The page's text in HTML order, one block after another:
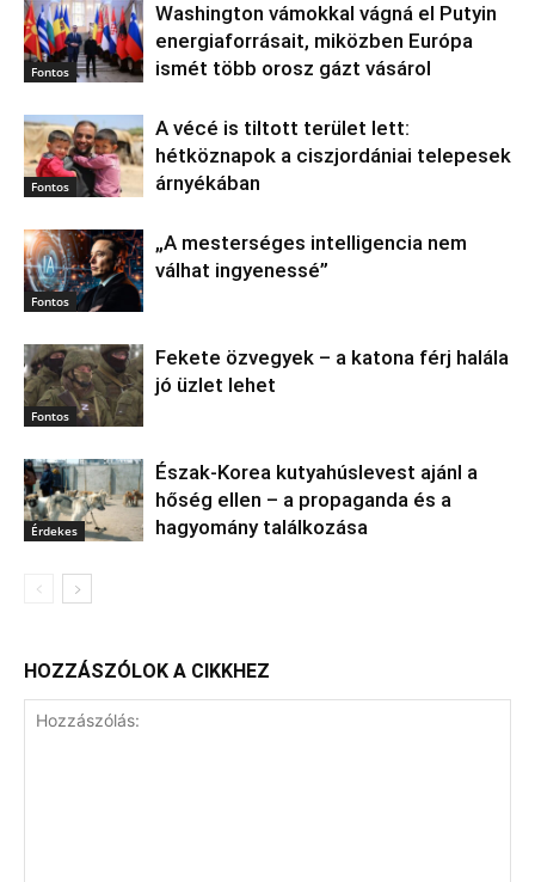
Fontos
Washington vámokkal vágná el Putyin
energiaforrásait, miközben Európa
ismét több orosz gázt vásárol
Fontos
A vécé is tiltott terület lett:
hétköznapok a ciszjordániai telepesek
árnyékában
Fontos
„A mesterséges intelligencia nem
válhat ingyenessé”
Fontos
Fekete özvegyek – a katona férj halála
jó üzlet lehet
Érdekes
Észak‑Korea kutyahúslevest ajánl a
hőség ellen – a propaganda és a
hagyomány találkozása
HOZZÁSZÓLOK A CIKKHEZ